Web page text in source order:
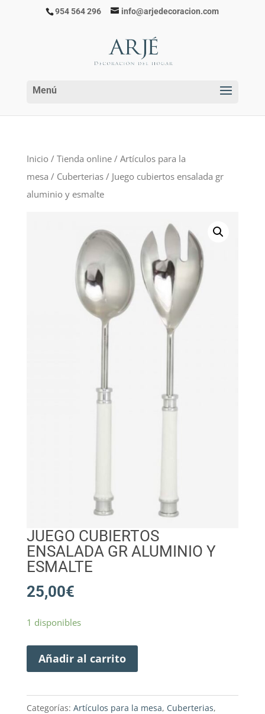
954 564 296 info@arjedecoracion.com
Inicio / Tienda online/ Artículos para la
mesa / Cuberterias/ Juego cubiertos ensalada gr
aluminio y esmalte
JUEGO CUBIERTOS
ENSALADA GR ALUMINIO Y
ESMALTE
25,00€
1 disponibles
Añadir al carrito
Categorías: Artículos para la mesa, Cuberterias,